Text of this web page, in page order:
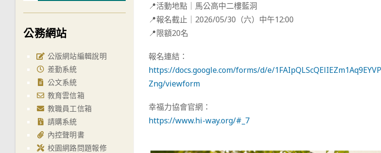
📍活動地點｜馬公高中二樓藍洞
📍報名截止｜2026/05/30（六）中午12:00
📍限額20名
報名連結：
https://docs.google.com/forms/d/e/
Zng/viewform
幸福力協會官網：
https://www.hi-way.org/#_7
公務網站
公版網站編輯說明
差勤系統
公文系統
教育雲信箱
教職員工信箱
請購系統
內控聲明書
校園網路問題報修